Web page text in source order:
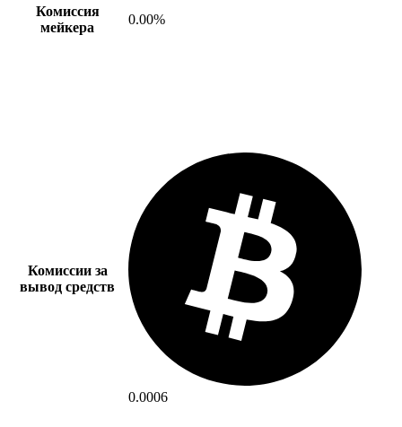
Комиссия
мейкера
0.00%
Комиссии за
вывод средств
0.0006